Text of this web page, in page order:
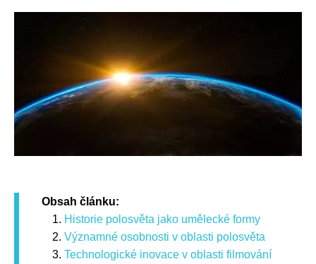
Obsah článku:
Historie polosvěta jako umělecké formy
Významné osobnosti v oblasti polosvěta
Technologické inovace v oblasti filmování